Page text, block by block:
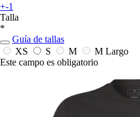
+-1
Talla
*
Guía de tallas
XS
S M
M Largo
Este campo es obligatorio